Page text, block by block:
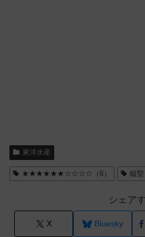
東洋水産
★★★★★★☆☆☆☆（6） 縦
シェア
X Bluesky